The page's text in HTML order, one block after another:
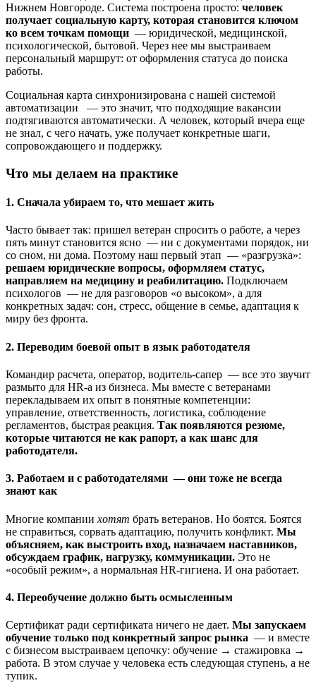
Нижнем Новгороде. Система построена просто: человек
получает социальную карту, которая становится ключом
ко всем точкам помощи — юридической, медицинской,
психологической, бытовой. Через нее мы выстраиваем
персональный маршрут: от оформления статуса до поиска
работы.
Социальная карта синхронизирована с нашей системой
автоматизации — это значит, что подходящие вакансии
подтягиваются автоматически. А человек, который вчера еще
не знал, с чего начать, уже получает конкретные шаги,
сопровождающего и поддержку.
Что мы делаем на практике
1. Сначала убираем то, что мешает жить
Часто бывает так: пришел ветеран спросить о работе, а через
пять минут становится ясно — ни с документами порядок, ни
со сном, ни дома. Поэтому наш первый этап — «разгрузка»:
решаем юридические вопросы, оформляем статус,
направляем на медицину и реабилитацию. Подключаем
психологов — не для разговоров «о высоком», а для
конкретных задач: сон, стресс, общение в семье, адаптация к
миру без фронта.
2. Переводим боевой опыт в язык работодателя
Командир расчета, оператор, водитель-сапер — все это звучит
размыто для HR-а из бизнеса. Мы вместе с ветеранами
перекладываем их опыт в понятные компетенции:
управление, ответственность, логистика, соблюдение
регламентов, быстрая реакция. Так появляются резюме,
которые читаются не как рапорт, а как шанс для
работодателя.
3. Работаем и с работодателями — они тоже не всегда
знают как
Многие компании хотят брать ветеранов. Но боятся. Боятся
не справиться, сорвать адаптацию, получить конфликт. Мы
объясняем, как выстроить вход, назначаем наставников,
обсуждаем график, нагрузку, коммуникации. Это не
«особый режим», а нормальная HR-гигиена. И она работает.
4. Переобучение должно быть осмысленным
Сертификат ради сертификата ничего не дает. Мы запускаем
обучение только под конкретный запрос рынка — и вместе
с бизнесом выстраиваем цепочку: обучение → стажировка →
работа. В этом случае у человека есть следующая ступень, а не
тупик.